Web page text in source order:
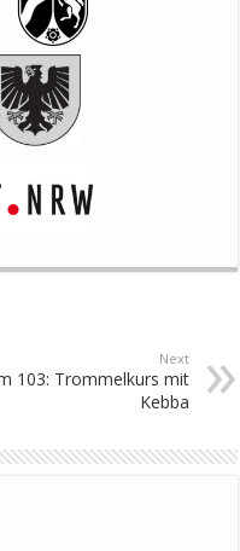
Next
103: Trommelkurs mit
Kebba